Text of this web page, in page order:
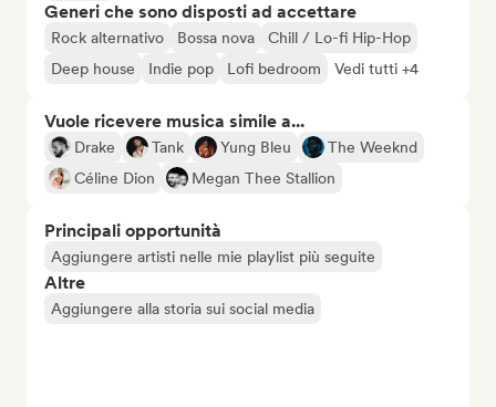
Generi che sono disposti ad accettare
Rock alternativo Bossa nova
Chill / Lo-fi Hip-Hop
Deep house
Indie pop Lofi bedroom Vedi tutti +4
Vuole ricevere musica simile a...
Drake Tank Yung Bleu
The Weeknd
Céline Dion
Megan Thee Stallion
Principali opportunità
Aggiungere artisti nelle mie playlist più seguite
Altre
Aggiungere alla storia sui social media